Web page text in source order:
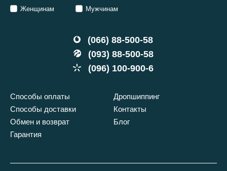
(066) 88-500-58
(093) 88-500-58
(096) 100-900-6
Способы оплаты
Способы доставки
Обмен и возврат
Гарантия
Дропшиппинг
Контакты
Блог
Женщинам Мужчинам